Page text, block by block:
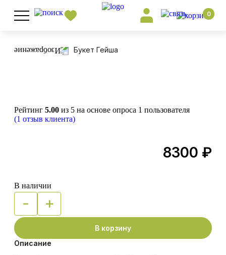
0
Букет Гейша
Рейтинг 5.00из 5 на основе опроса 1 пользователя
(1 отзыв клиента)
8300 ₽
В наличии
Quantity
- +
В корзину
Описание